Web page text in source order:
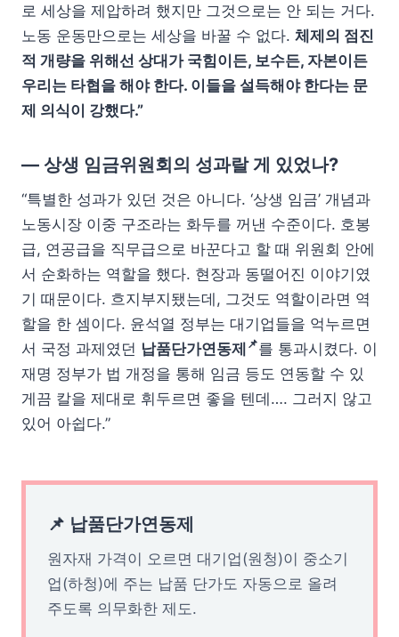
로 세상을 제압하려 했지만 그것으로는 안 되는 거다.
노동 운동만으로는 세상을 바꿀 수 없다. 체제의 점진
적 개량을 위해선 상대가 국힘이든, 보수든, 자본이든
우리는 타협을 해야 한다. 이들을 설득해야 한다는 문
제 의식이 강했다.”
— 상생 임금위원회의 성과랄 게 있었나?
“특별한 성과가 있던 것은 아니다. ‘상생 임금’ 개념과
노동시장 이중 구조라는 화두를 꺼낸 수준이다. 호봉
급, 연공급을 직무급으로 바꾼다고 할 때 위원회 안에
서 순화하는 역할을 했다. 현장과 동떨어진 이야기였
기 때문이다. 흐지부지됐는데, 그것도 역할이라면 역
할을 한 셈이다. 윤석열 정부는 대기업들을 억누르면
서 국정 과제였던 납품단가연동제 📌를 통과시켰다. 이
재명 정부가 법 개정을 통해 임금 등도 연동할 수 있
게끔 칼을 제대로 휘두르면 좋을 텐데…. 그러지 않고
있어 아쉽다.”
📌 납품단가연동제
원자재 가격이 오르면 대기업(원청)이 중소기
업(하청)에 주는 납품 단가도 자동으로 올려
주도록 의무화한 제도.